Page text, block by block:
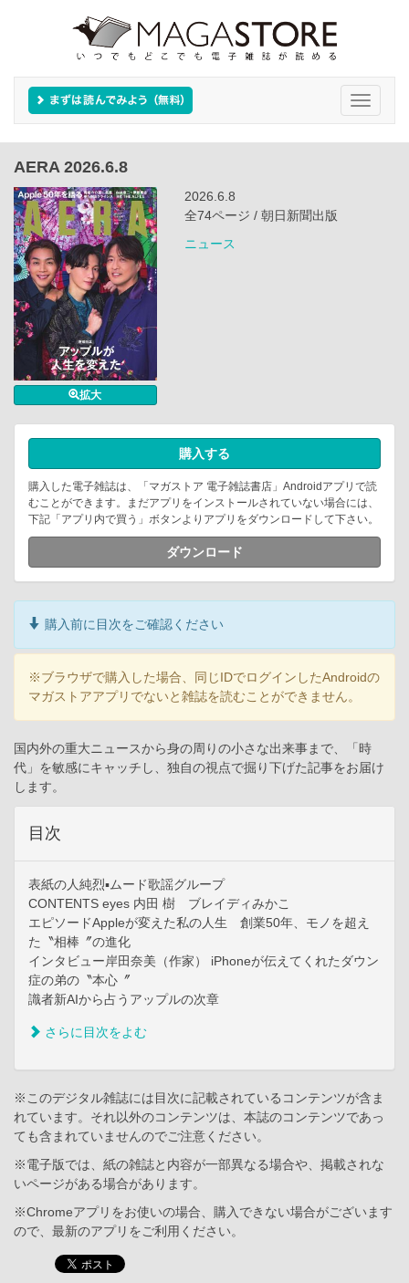
Toggle
AERA 2026.6.8
拡大
2026.6.8
全74ページ / 朝日新聞出版
ニュース
購入する
購入した電子雑誌は、「マガストア 電子雑誌書店」Androidアプリで読
むことができます。まだアプリをインストールされていない場合には、
下記「アプリ内で買う」ボタンよりアプリをダウンロードして下さい。
ダウンロード
購入前に目次をご確認ください
※ブラウザで購入した場合、同じIDでログインしたAndroidの
マガストアアプリでないと雑誌を読むことができません。
国内外の重大ニュースから身の周りの小さな出来事まで、「時
代」を敏感にキャッチし、独自の視点で掘り下げた記事をお届け
します。
目次
表紙の人純烈▪ムード歌謡グループ
CONTENTS eyes 内田 樹 ブレイディみかこ
エピソードAppleが変えた私の人生 創業50年、モノを超え
た〝相棒〞の進化
インタビュー岸田奈美（作家） iPhoneが伝えてくれたダウン
症の弟の〝本心〞
識者新AIから占うアップルの次章
さらに目次をよむ
※このデジタル雑誌には目次に記載されているコンテンツが含ま
れています。それ以外のコンテンツは、本誌のコンテンツであっ
ても含まれていませんのでご注意ください。
※電子版では、紙の雑誌と内容が一部異なる場合や、掲載されな
いページがある場合があります。
※Chromeアプリをお使いの場合、購入できない場合がございます
ので、最新のアプリをご利用ください。